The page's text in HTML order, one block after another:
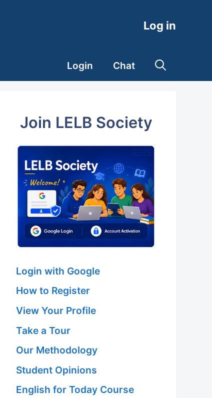
Log in
Login Chat
Join LELB Society
Login with Google
How to Register
View Your Profile
Take a Tour
Our Methodology
Student Opinions
English for Today Course